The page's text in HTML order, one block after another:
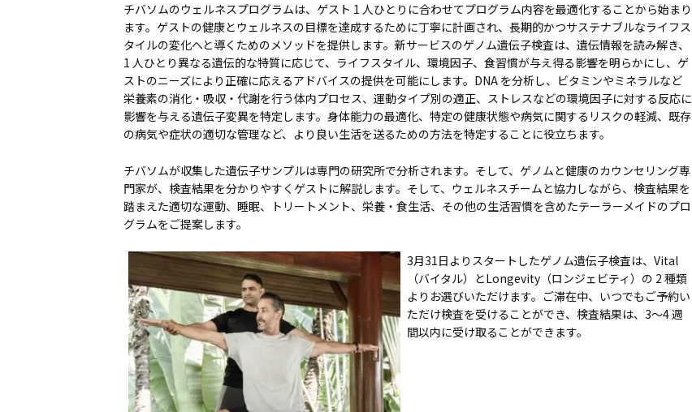
チバソムのウェルネスプログラムは、ゲスト 1 人ひとりに合わせてプログラム内容を最適化することから始まり
ます。ゲストの健康とウェルネスの目標を達成するために丁寧に計画され、長期的かつサステナブルなライフス
タイルの変化へと導くためのメソッドを提供します。新サービスのゲノム遺伝子検査は、遺伝情報を読み解き、
1 人ひとり異なる遺伝的な特質に応じて、ライフスタイル、環境因子、食習慣が与え得る影響を明らかにし、ゲ
ストのニーズにより正確に応えるアドバイスの提供を可能にします。DNA を分析し、ビタミンやミネラルなど
栄養素の消化・吸収・代謝を行う体内プロセス、運動タイプ別の適正、ストレスなどの環境因子に対する反応に
影響を与える遺伝子変異を特定します。身体能力の最適化、特定の健康状態や病気に関するリスクの軽減、既存
の病気や症状の適切な管理など、より良い生活を送るための方法を特定することに役立ちます。
チバソムが収集した遺伝子サンプルは専門の研究所で分析されます。そして、ゲノムと健康のカウンセリング専
門家が、検査結果を分かりやすくゲストに解説します。そして、ウェルネスチームと協力しながら、検査結果を
踏まえた適切な運動、睡眠、トリートメント、栄養・食生活、その他の生活習慣を含めたテーラーメイドのプロ
グラムをご提案します。
3月31日よりスタートしたゲノム遺伝子検査は、Vital
（バイタル）とLongevity（ロンジェビティ）の 2 種類
よりお選びいただけます。ご滞在中、いつでもご予約い
ただけ検査を受けることができ、検査結果は、3～4 週
間以内に受け取ることができます。